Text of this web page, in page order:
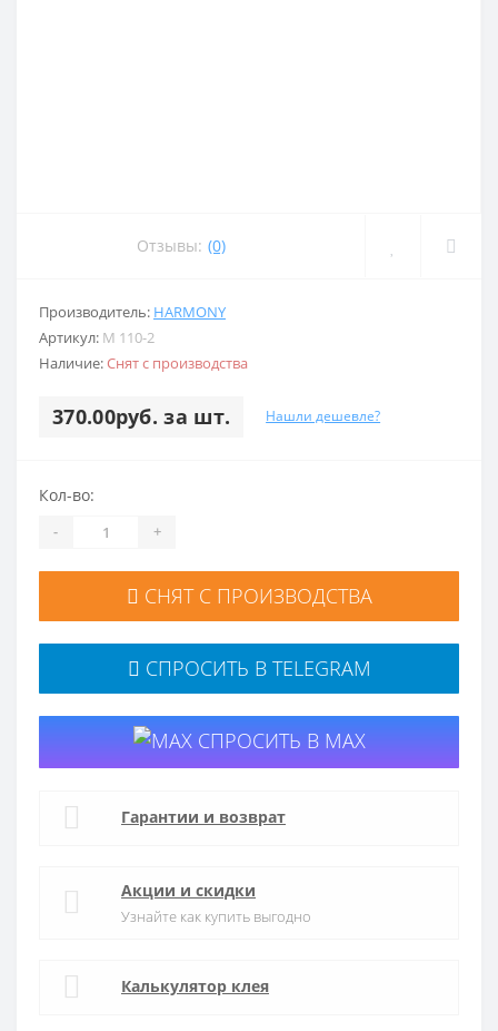
Отзывы: (0)
Производитель: HARMONY
Артикул: M 110-2
Наличие:Снят с производства
370.00руб. за шт. Нашли дешевле?
Кол-во:
- +
СНЯТ С ПРОИЗВОДСТВА
СПРОСИТЬ В TELEGRAM
СПРОСИТЬ В MAX
Гарантии и возврат
Акции и скидки
Узнайте как купить выгодно
Калькулятор клея